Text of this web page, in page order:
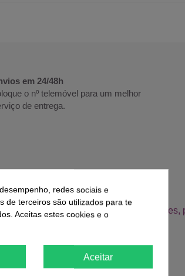
em 24/48h
o nº telemóvel para um melhor
de entrega.
redes sociais e
de terceiros são utilizados para te
Aceitas estes cookies e o
Aceitar